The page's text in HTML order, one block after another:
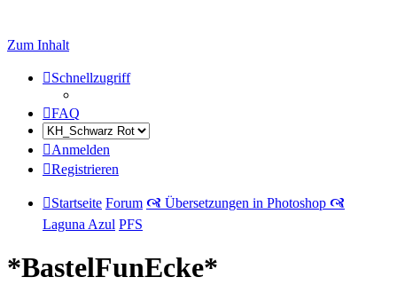
Zum Inhalt
Schnellzugriff
FAQ
Anmelden
Registrieren
Startseite Forum 🙧 Übersetzungen in Photoshop 🙧
Laguna Azul PFS
*BastelFunEcke*